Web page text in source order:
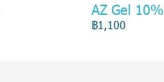
AZ Gel 10%
฿1,100